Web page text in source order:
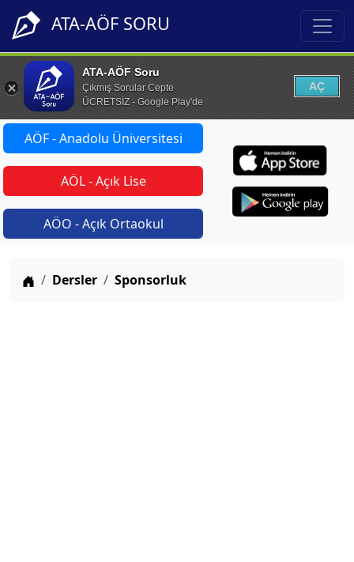
ATA-AÖF SORU
ATA-AÖF Soru
Çıkmış Sorular Cepte
ÜCRETSİZ - Google Play'de
AÇ
AÖF - Anadolu Üniversitesi
AÖL - Açık Lise
AÖO - Açık Ortaokul
Anasayfa
Dersler Sponsorluk